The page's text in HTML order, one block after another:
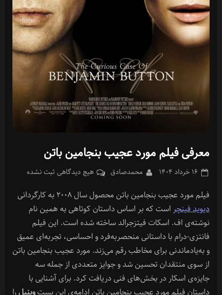
معرفی فیلم مورد عجیب بنجامین باتن
Posted
۱۶ خرداد ۱۴۰۴ By
محمدصادق هیچ دیدگاهی برای
فیلم
مورد
عجیب
بنجامین
باتن
ثبت نشده
فیلم مورد عجیب بنجامین باتن محصول سال ۲۰۰۸ به کارگردانی
دیوید فینچر است که بر اساس داستان کوتاهی به همین نام
نوشته‌ی اف. اسکات فیتزجرالد ساخته شده است. این فیلم
فانتزی-درام با داستانی منحصربه‌فرد و احساسی، تجربه‌ای عمیق
و به‌یادماندنی برای مخاطب رقم می‌زند. مورد عجیب بنجامین باتن
از سوی منتقدان تحسین شد و جوایز متعددی از جمله سه
جایزه‌ی اسکار در بخش‌های فنی دریافت کرد. برای آشنایی با
داستان فیلم مورد عجیب بنجامین باتن ادامه‌ی این پستوینیلرا